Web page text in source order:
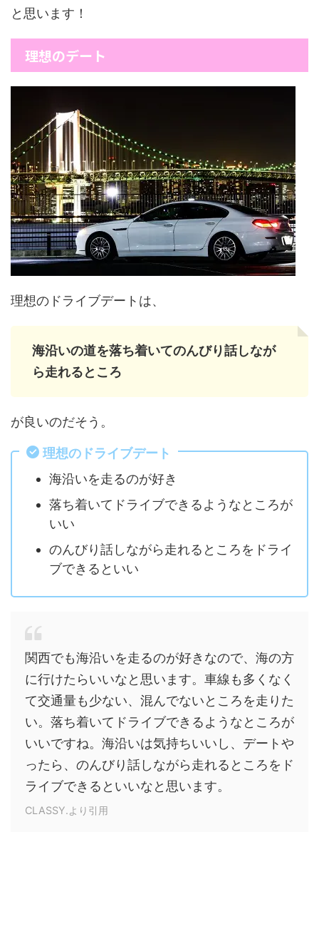
と思います！
理想のデート
理想のドライブデートは、
海沿いの道を落ち着いてのんびり話しなが
ら走れるところ
が良いのだそう。
理想のドライブデート
海沿いを走るのが好き
落ち着いてドライブできるようなところが
いい
のんびり話しながら走れるところをドライ
ブできるといい
関西でも海沿いを走るのが好きなので、海の方
に行けたらいいなと思います。車線も多くなく
て交通量も少ない、混んでないところを走りた
い。落ち着いてドライブできるようなところが
いいですね。海沿いは気持ちいいし、デートや
ったら、のんびり話しながら走れるところをド
ライブできるといいなと思います。
CLASSY.より引用